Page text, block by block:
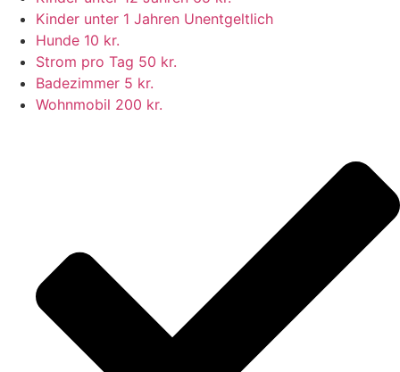
Kinder unter 1 Jahren Unentgeltlich
Hunde 10 kr.
Strom pro Tag 50 kr.
Badezimmer 5 kr.
Wohnmobil 200 kr.